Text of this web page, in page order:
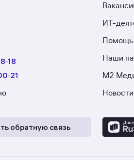
ИТ-
Помощь
Наши
М2
обратную связь